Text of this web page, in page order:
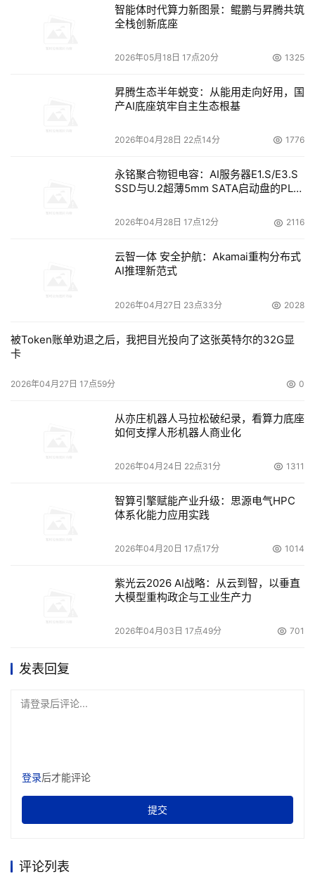
智能体时代算力新图景：鲲鹏与昇腾共筑
全栈创新底座
2026年05月18日 17点20分 1325
昇腾生态半年蜕变：从能用走向好用，国
产AI底座筑牢自主生态根基
2026年04月28日 22点14分 1776
永铭聚合物钽电容：AI服务器E1.S/E3.S
SSD与U.2超薄5mm SATA启动盘的PLP
2026年04月28日 17点12分 2116
云智一体 安全护航：Akamai重构分布式
AI推理新范式
2026年04月27日 23点33分 2028
被Token账单劝退之后，我把目光投向了这张英特尔的32G显
卡
2026年04月27日 17点59分 0
从亦庄机器人马拉松破纪录，看算力底座
如何支撑人形机器人商业化
2026年04月24日 22点31分 1311
智算引擎赋能产业升级：思源电气HPC
体系化能力应用实践
2026年04月20日 17点17分 1014
紫光云2026 AI战略：从云到智，以垂直
大模型重构政企与工业生产力
2026年04月03日 17点49分 701
发表回复
请登录后评论...
登录后才能评论
提交
评论列表